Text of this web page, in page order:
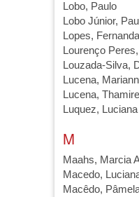
Lobo, Paulo
Lobo Júnior,
Lopes,
Lourenço
Louzada-Silva,
Lucena,
Lucena,
Luquez,
M
Maahs, Marcia
Macedo,
Macêdo,